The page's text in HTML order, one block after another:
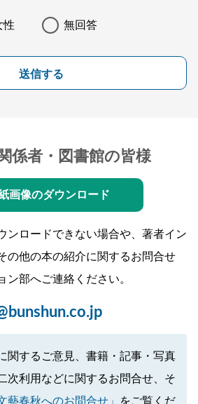
性 無回答
送信する
係者・図書館の皆様
画像のダウンロード
ンロードできない場合や、著者イン
の他の本の紹介に関するお問合せ
ン部へご連絡ください。
関するご意見、書籍・記事・写真
次利用などに関するお問合せ、そ
藝春秋へのお問合せ」 をご覧くだ